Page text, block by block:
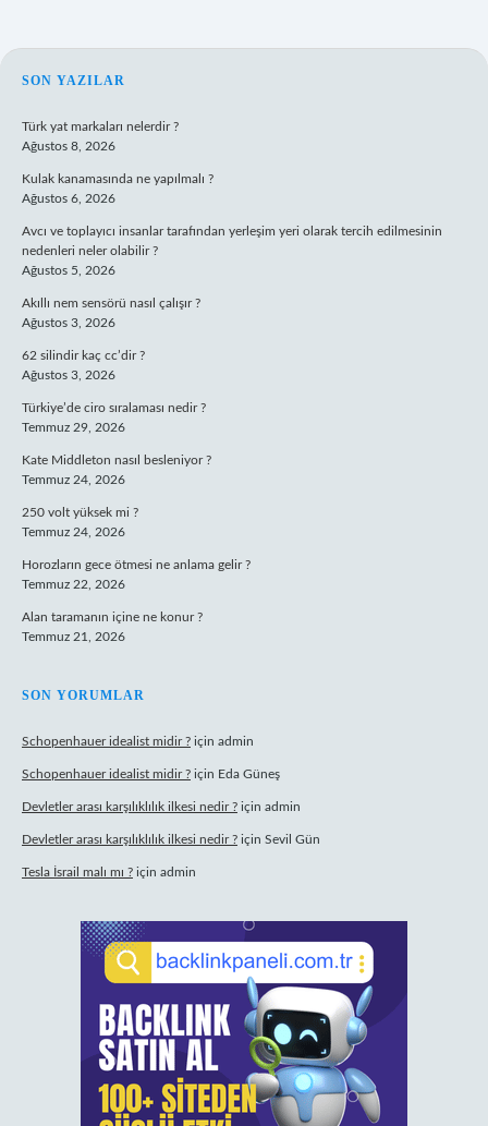
SIDEBAR
SON YAZILAR
Türk yat markaları nelerdir ?
Ağustos 8, 2026
Kulak kanamasında ne yapılmalı ?
Ağustos 6, 2026
Avcı ve toplayıcı insanlar tarafından yerleşim yeri olarak tercih edilmesinin
nedenleri neler olabilir ?
Ağustos 5, 2026
Akıllı nem sensörü nasıl çalışır ?
Ağustos 3, 2026
62 silindir kaç cc’dir ?
Ağustos 3, 2026
Türkiye’de ciro sıralaması nedir ?
Temmuz 29, 2026
Kate Middleton nasıl besleniyor ?
Temmuz 24, 2026
250 volt yüksek mi ?
Temmuz 24, 2026
Horozların gece ötmesi ne anlama gelir ?
Temmuz 22, 2026
Alan taramanın içine ne konur ?
Temmuz 21, 2026
SON YORUMLAR
Schopenhauer idealist midir ? için admin
Schopenhauer idealist midir ? için Eda Güneş
Devletler arası karşılıklılık ilkesi nedir ? için admin
Devletler arası karşılıklılık ilkesi nedir ? için Sevil Gün
Tesla İsrail malı mı ? için admin